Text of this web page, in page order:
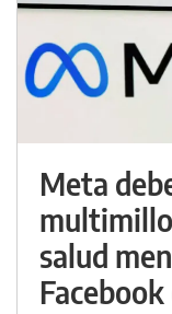
Meta
salud